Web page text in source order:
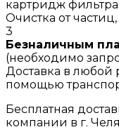
картридж фильтра
Очистка от
3
Безналичным
(необходимо
Доставка в любой
помощью
Бесплатная
компании в г.